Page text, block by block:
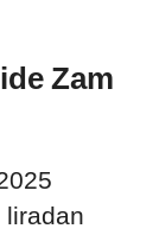
Zam
liradan